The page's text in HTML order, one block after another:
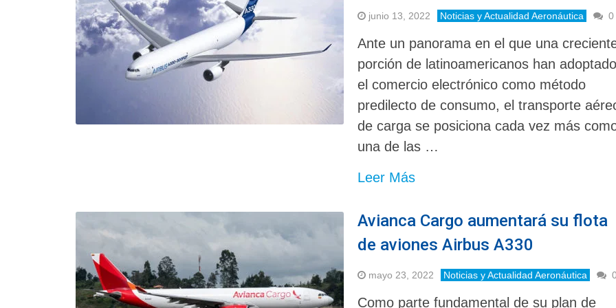
junio 13, 2022 Noticias y Actualidad Aeronáutica 0
Ante un panorama en el que una
porción de latinoamericanos han adoptado
el comercio electrónico como método
predilecto de consumo, el transporte
de carga se posiciona cada vez más
una de las …
Leer Más
Avianca Cargo aumentará su flota
de aviones Airbus A330
mayo 23, 2022 Noticias y Actualidad Aeronáutica 0
Como parte fundamental de su plan de